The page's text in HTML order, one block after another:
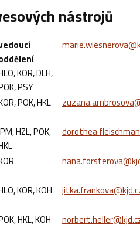
nástrojů
KOR, DLH,
PSY
POK, HKL
HZL, POK,
KOR, KOH
HKL, KOH